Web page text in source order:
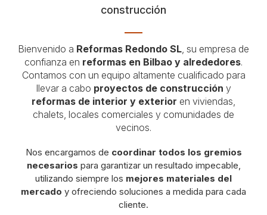
construcción
Bienvenido a Reformas Redondo SL, su empresa de
confianza en reformas en Bilbao y alrededores.
Contamos con un equipo altamente cualificado para
llevar a cabo proyectos de construcción y
reformas de interior y exterior en viviendas,
chalets, locales comerciales y comunidades de
vecinos.
Nos encargamos de coordinar todos los gremios
necesarios para garantizar un resultado impecable,
utilizando siempre los mejores materiales del
mercado y ofreciendo soluciones a medida para cada
cliente.